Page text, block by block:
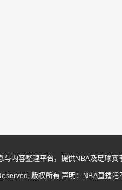
内容整理平台，提供NBA及足球
版权所有 声明：NBA直播吧